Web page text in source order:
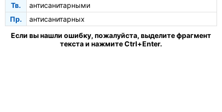
Тв.
антисанитарными
Пр.
антисанитарных
Если вы нашли ошибку, пожалуйста, выделите фрагмент
текста и нажмите Ctrl+Enter.